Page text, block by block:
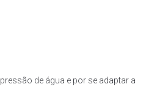
de água e por se adaptar a